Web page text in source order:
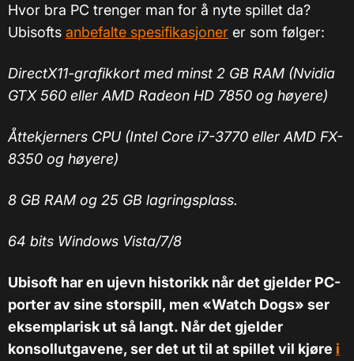
Hvor bra PC trenger man for å nyte spillet da?
Ubisofts anbefalte spesifikasjoner er som følger:
DirectX11-grafikkort med minst 2 GB RAM (Nvidia
GTX 560 eller AMD Radeon HD 7850 og høyere)
Åttekjerners CPU (Intel Core i7-3770 eller AMD FX-
8350 og høyere)
8 GB RAM og 25 GB lagringsplass.
64 bits Windows Vista/7/8
Ubisoft har en ujevn historikk når det gjelder PC-
porter av sine storspill, men «Watch Dogs» ser
eksemplarisk ut så langt. Når det gjelder
konsollutgavene, ser det ut til at spillet vil kjøre i